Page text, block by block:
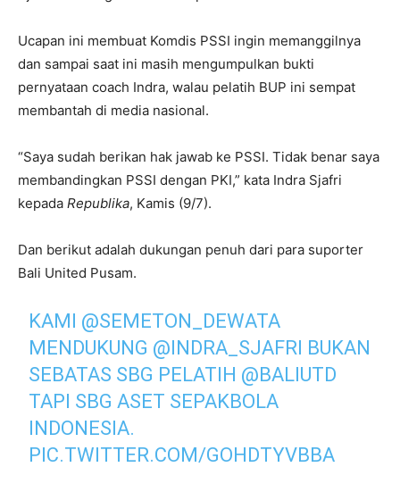
Ucapan ini membuat Komdis PSSI ingin memanggilnya
dan sampai saat ini masih mengumpulkan bukti
pernyataan coach Indra, walau pelatih BUP ini sempat
membantah di media nasional.
“Saya sudah berikan hak jawab ke PSSI. Tidak benar saya
membandingkan PSSI dengan PKI,” kata Indra Sjafri
kepada Republika, Kamis (9/7).
Dan berikut adalah dukungan penuh dari para suporter
Bali United Pusam.
KAMI @SEMETON_DEWATA
MENDUKUNG @INDRA_SJAFRI BUKAN
SEBATAS SBG PELATIH @BALIUTD
TAPI SBG ASET SEPAKBOLA
INDONESIA.
PIC.TWITTER.COM/GOHDTYVBBA